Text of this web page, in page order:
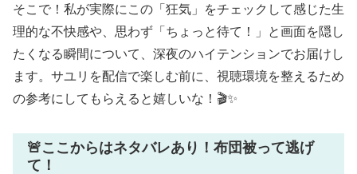
そこで！私が実際にこの「狂気」をチェックして感じた生
理的な不快感や、思わず「ちょっと待て！」と画面を隠し
たくなる瞬間について、深夜のハイテンションでお届けし
ます。サユリを配信で楽しむ前に、視聴環境を整えるため
の参考にしてもらえると嬉しいな！🎬✨
🚨ここからはネタバレあり！布団被って逃げ
て！